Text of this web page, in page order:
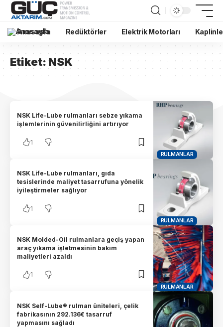
Anasayfa Redüktörler Elektrik Motorları
Etiket:NSK
RULMANLAR
NSK Life-Lube rulmanları sebze yıkama
işlemlerinin güvenilirliğini artırıyor
1
RULMANLAR
NSK Life-Lube rulmanları, gıda
tesislerinde maliyet tasarrufuna yönelik
iyileştirmeler sağlıyor
1
RULMANLAR
NSK Molded-Oil rulmanlara geçiş yapan
araç yıkama işletmesinin bakım
maliyetleri azaldı
1
NSK Self-Lube® rulman üniteleri, çelik
fabrikasının 292.136€ tasarruf
yapmasını sağladı